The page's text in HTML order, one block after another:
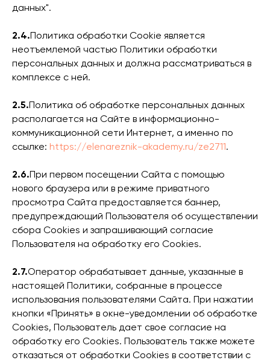
данных".
2.4.Политика обработки Cookie является
неотъемлемой частью Политики обработки
персональных данных и должна рассматриваться в
комплексе с ней.
2.5.Политика об обработке персональных данных
располагается на Сайте в информационно-
коммуникационной сети Интернет, а именно по
ссылке: https://elenareznik-akademy.ru/ze2711.
2.6.При первом посещении Сайта с помощью
нового браузера или в режиме приватного
просмотра Сайта предоставляется баннер,
предупреждающий Пользователя об осуществлении
сбора Сookies и запрашивающий согласие
Пользователя на обработку его Сookies.
2.7.Оператор обрабатывает данные, указанные в
настоящей Политики, собранные в процессе
использования пользователями Сайта. При нажатии
кнопки «Принять» в окне-уведомлении об обработке
Cookies, Пользователь дает свое согласие на
обработку его Cookies. Пользователь также можете
отказаться от обработки Cookies в соответствии с